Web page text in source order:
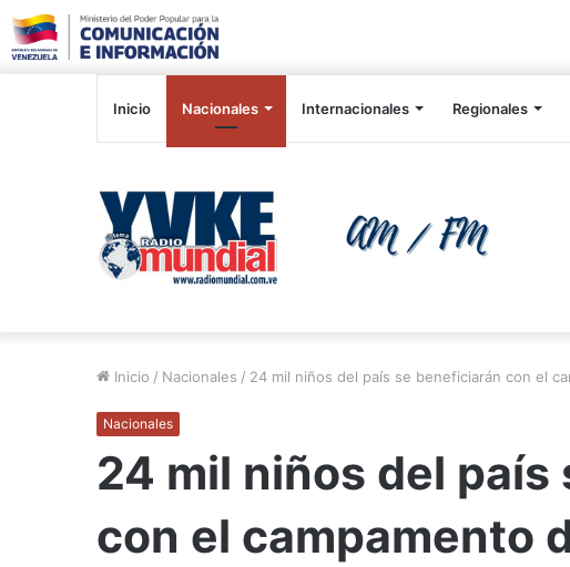
Inicio Nacionales Internacionales Regionales
Inicio / Nacionales / 24 mil niños del país se beneficiarán con el
Nacionales
24 mil niños del país
con el campamento